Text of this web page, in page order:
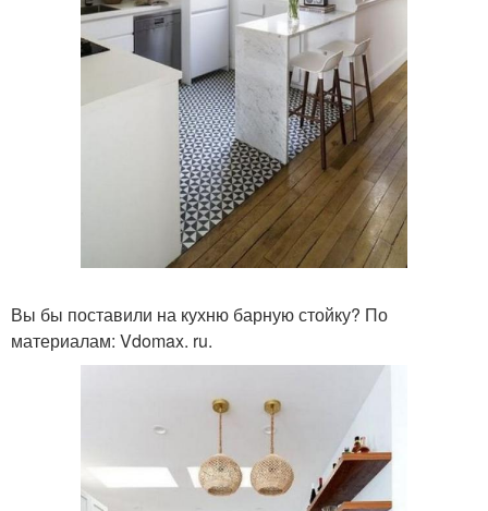
Вы бы поставили на кухню барную стойку? По
материалам: Vdomax. ru.